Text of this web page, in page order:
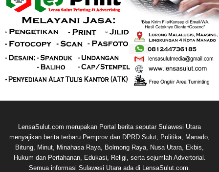
LensaSulut.com merupakan Portal berita seputar Sulawesi Utara
menyajikan berita terbaru Pemprov dan DPRD Sulut, Politika, Manado,
Bitung, Minut, Minahasa Raya, Bolmong Raya, Nusa Utara, Ekbis,
Hukum dan Pertahanan, Edukasi, Religi, serta sejumlah Advertorial.
Semua informasi Sulawesi Utara ada di LensaSulut.com.